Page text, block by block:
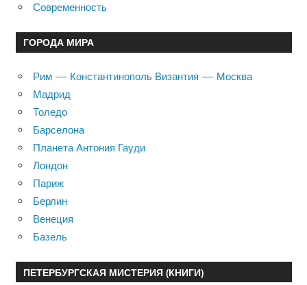
Современность
ГОРОДА МИРА
Рим — Константинополь Византия — Москва
Мадрид
Толедо
Барселона
Планета Антония Гауди
Лондон
Париж
Берлин
Венеция
Базель
ПЕТЕРБУРГСКАЯ МИСТЕРИЯ (КНИГИ)